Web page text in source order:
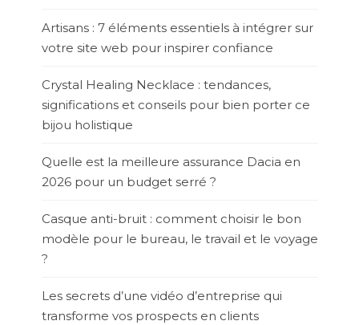
Artisans : 7 éléments essentiels à intégrer sur
votre site web pour inspirer confiance
Crystal Healing Necklace : tendances,
significations et conseils pour bien porter ce
bijou holistique
Quelle est la meilleure assurance Dacia en
2026 pour un budget serré ?
Casque anti-bruit : comment choisir le bon
modèle pour le bureau, le travail et le voyage
?
Les secrets d’une vidéo d’entreprise qui
transforme vos prospects en clients